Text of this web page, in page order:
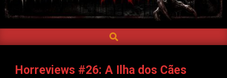
Navigation
SEARCH
Horreviews #26: A Ilha dos Cães